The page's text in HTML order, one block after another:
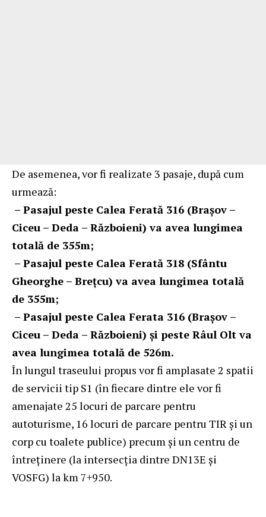
De asemenea, vor fi realizate 3 pasaje, după cum
urmează:
– Pasajul peste Calea Ferată 316 (Brașov –
Ciceu – Deda – Războieni) va avea lungimea
totală de 355m;
– Pasajul peste Calea Ferată 318 (Sfântu
Gheorghe – Brețcu) va avea lungimea totală
de 355m;
– Pasajul peste Calea Ferata 316 (Brașov –
Ciceu – Deda – Războieni) și peste Râul Olt va
avea lungimea totală de 526m.
În lungul traseului propus vor fi amplasate 2 spatii
de servicii tip S1 (în fiecare dintre ele vor fi
amenajate 25 locuri de parcare pentru
autoturisme, 16 locuri de parcare pentru TIR și un
corp cu toalete publice) precum și un centru de
întreținere (la intersecția dintre DN13E și
VOSFG) la km 7+950.